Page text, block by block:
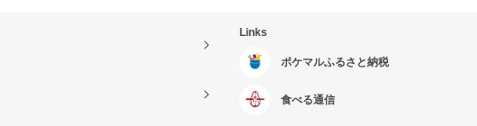
Links
ポケマルふるさと納税
食べる通信